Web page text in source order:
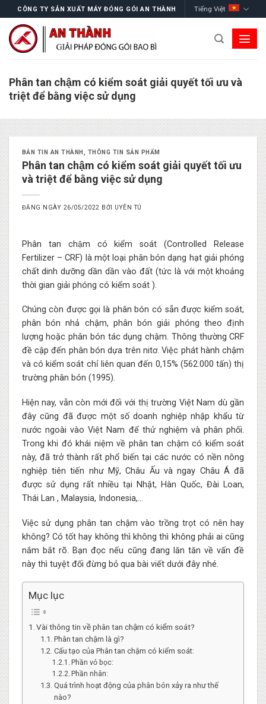
to
content
CÔNG TY SẢN XUẤT MÁY ĐÓNG GÓI AN THÀNH Tiếng Việt
Phân tan chậm có kiểm soát giải quyết tối ưu và
triệt để bằng việc sử dụng
BẢN TIN AN THÀNH THÔNG TIN SẢN PHẨM
Phân tan chậm có kiểm soát giải quyết tối ưu
và triệt để bằng việc sử dụng
ĐĂNG NGÀY 26/05/2022 BỞI UYÊN TÚ
Phân tan chậm có kiểm soát (Controlled Release
Fertilizer – CRF) là một loại phân bón dạng hạt giải phóng
chất dinh dưỡng dần dần vào đất (tức là với một khoảng
thời gian giải phóng có kiểm soát ).
Chúng còn được gọi là phân bón có sẵn được kiểm soát,
phân bón nhả chậm, phân bón giải phóng theo định
lượng hoặc phân bón tác dụng chậm. Thông thường CRF
đề cập đến phân bón dựa trên nitơ. Việc phát hành chậm
và có kiểm soát chỉ liên quan đến 0,15% (562.000 tấn) thị
trường phân bón (1995).
Hiện nay, vẫn còn mới đối với thị trường Việt Nam dù gần
đây cũng đã được một số doanh nghiệp nhập khẩu từ
nước ngoài vào Việt Nam để thử nghiệm và phân phối.
Trong khi đó khái niệm về phân tan chậm có kiểm soát
này, đã trở thành rất phổ biến tại các nước có nền nông
nghiệp tiên tiến như Mỹ, Châu Ấu và ngay Châu Á đã
được sử dụng rất nhiều tại Nhật, Hàn Quốc, Đài Loan,
Thái Lan , Malaysia, Indonesia,…
Việc sử dụng phân tan chậm vào trồng trọt có nên hay
không? Có tốt hay không thì không thì không phải ai cũng
nắm bắt rõ. Bạn đọc nếu cũng đang lăn tăn về vấn đề
này thì tuyệt đối đừng bỏ qua bài viết dưới đây nhé.
Mục lục
Vài thông tin về phân tan chậm có kiểm soát?
Phân tan chậm là gì?
Cấu tạo của Phân tan chậm có kiểm soát:
Phần vỏ bọc:
Phần nhân:
Quá trình hoạt động của phân bón xảy ra như thế
nào?